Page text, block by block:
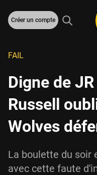
Créer un compte
FAIL
Digne de
Russell
Wolves
La boulette du soir
avec cette faute